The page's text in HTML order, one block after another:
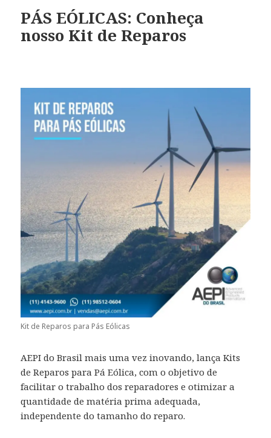
PÁS EÓLICAS: Conheça
nosso Kit de Reparos
Kit de Reparos para Pás Eólicas
AEPI do Brasil mais uma vez inovando, lança Kits
de Reparos para Pá Eólica, com o objetivo de
facilitar o trabalho dos reparadores e otimizar a
quantidade de matéria prima adequada,
independente do tamanho do reparo.